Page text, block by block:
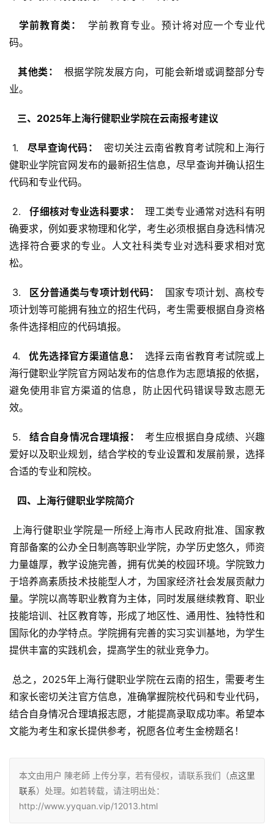
  学前教育类：
学前教育专业。预计将对应一个专业代
码。
  其他类：
根据学院发展方向，可能会新增或调整部分专
业。
  三、2025年上海行健职业学院在云南报考建议
1.
  尽早查询代码：
密切关注云南省教育考试院和上海行
健职业学院官网发布的最新招生信息，尽早查询并确认招生
代码和专业代码。
2.
  仔细核对专业选科要求：
理工类专业通常对选科有明
确要求，例如要求物理和化学，考生必须根据自身选科情况
选择符合要求的专业。人文社科类专业对选科要求相对宽
松。
3.
  区分普通类与专项计划代码：
国家专项计划、高校专
项计划等可能拥有独立的招生代码，考生需要根据自身资格
条件选择相应的代码填报。
4.
  优先选择官方渠道信息：
选择云南省教育考试院或上
海行健职业学院官方网站发布的信息作为志愿填报的依据，
避免使用非官方渠道的信息，防止因代码错误导致志愿无
效。
5.
  结合自身情况合理填报：
考生应根据自身成绩、兴趣
爱好以及职业规划，结合学校的专业设置和发展前景，选择
合适的专业和院校。
  四、上海行健职业学院简介
育部备案的公办全日制高等职业学院，办学历史悠久，师资
力量雄厚，教学设施完善，拥有优美的校园环境。学院致力
于培养高素质技术技能型人才，为国家经济社会发展贡献力
量。学院以高等职业教育为主体，同时发展继续教育、职业
技能培训、社区教育等，形成了地区性、通用性、独特性和
国际化的办学特点。学院拥有完善的实习实训基地，为学生
提供丰富的实践机会，提高学生的就业竞争力。
和家长密切关注官方信息，准确掌握院校代码和专业代码，
结合自身情况合理填报志愿，才能提高录取成功率。希望本
文能为考生和家长提供参考，祝愿各位考生金榜题名！
本文由用户 陳老師 上传分享，若有侵权，请联系我们（点这里
联系）处理。如若转载，请注明出处：
http://www.yyquan.vip/12013.html